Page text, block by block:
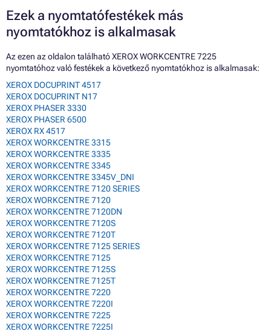
Ezek a nyomtatófestékek más
nyomtatókhoz is alkalmasak
Az ezen az oldalon található XEROX WORKCENTRE 7225
nyomtatóhoz való festékek a következő nyomtatókhoz is alkalmasak:
XEROX DOCUPRINT 4517
XEROX DOCUPRINT N17
XEROX PHASER 3330
XEROX PHASER 6500
XEROX RX 4517
XEROX WORKCENTRE 3315
XEROX WORKCENTRE 3335
XEROX WORKCENTRE 3345
XEROX WORKCENTRE 3345V_DNI
XEROX WORKCENTRE 7120 SERIES
XEROX WORKCENTRE 7120
XEROX WORKCENTRE 7120DN
XEROX WORKCENTRE 7120S
XEROX WORKCENTRE 7120T
XEROX WORKCENTRE 7125 SERIES
XEROX WORKCENTRE 7125
XEROX WORKCENTRE 7125S
XEROX WORKCENTRE 7125T
XEROX WORKCENTRE 7220
XEROX WORKCENTRE 7220I
XEROX WORKCENTRE 7225
XEROX WORKCENTRE 7225I